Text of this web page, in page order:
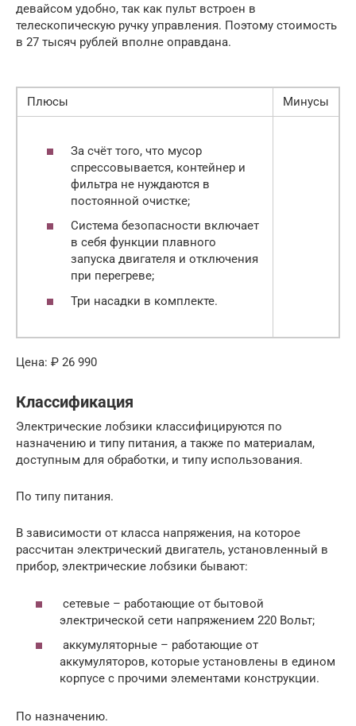
девайсом удобно, так как пульт встроен в
телескопическую ручку управления. Поэтому стоимость
в 27 тысяч рублей вполне оправдана.
Плюсы Минусы
За счёт того, что мусор
спрессовывается, контейнер и
фильтра не нуждаются в
постоянной очистке;
Система безопасности включает
в себя функции плавного
запуска двигателя и отключения
при перегреве;
Три насадки в комплекте.
Цена: ₽ 26 990
Классификация
Электрические лобзики классифицируются по
назначению и типу питания, а также по материалам,
доступным для обработки, и типу использования.
По типу питания.
В зависимости от класса напряжения, на которое
рассчитан электрический двигатель, установленный в
прибор, электрические лобзики бывают:
сетевые – работающие от бытовой
электрической сети напряжением 220 Вольт;
аккумуляторные – работающие от
аккумуляторов, которые установлены в едином
корпусе с прочими элементами конструкции.
По назначению.